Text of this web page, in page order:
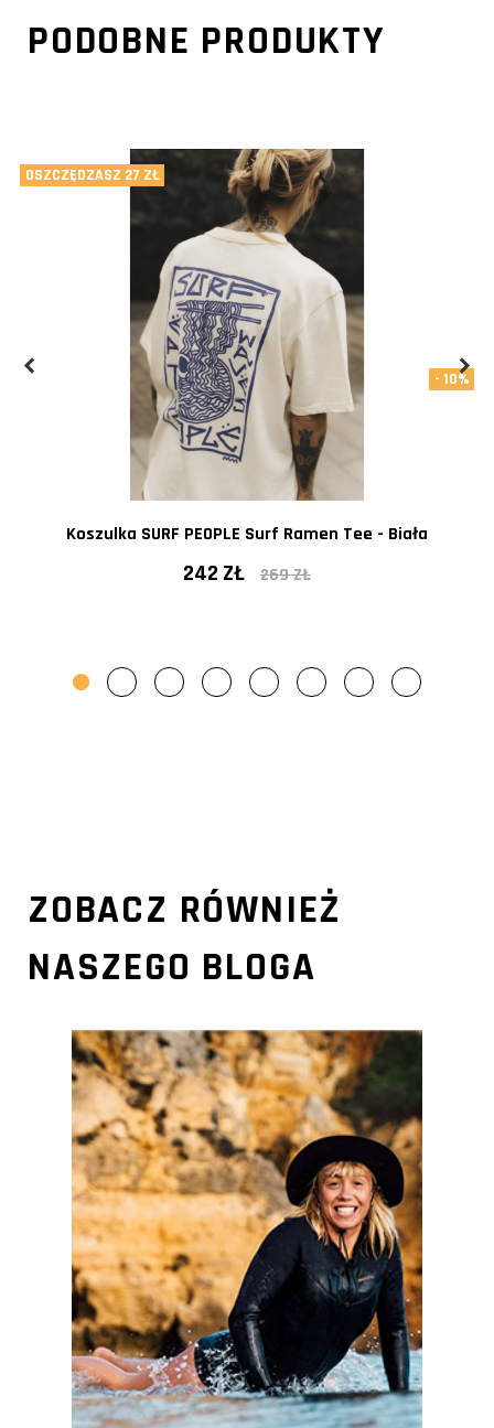
PODOBNE PRODUKTY
Koszulka SURF PEOPLE Surf Ramen Tee - Biała
242 ZŁ 269 ZŁ
OSZCZĘDZASZ 27 ZŁ
- 10%
ZOBACZ RÓWNIEŻ
NASZEGO BLOGA